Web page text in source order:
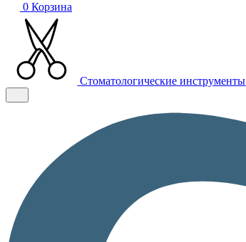
0 Корзина
Стоматологические инструменты